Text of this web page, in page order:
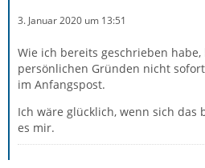
3. Januar 2020 um 13:51
Wie ich bereits geschrieben
persönlichen Gründen nicht
im Anfangspost.
Ich wäre glücklich, wenn sich das
es mir.